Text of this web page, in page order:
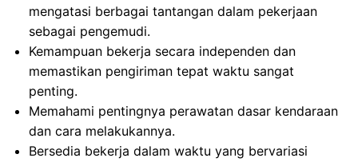
mengatasi berbagai tantangan dalam pekerjaan
sebagai pengemudi.
Kemampuan bekerja secara independen dan
memastikan pengiriman tepat waktu sangat
penting.
Memahami pentingnya perawatan dasar kendaraan
dan cara melakukannya.
Bersedia bekerja dalam waktu yang bervariasi